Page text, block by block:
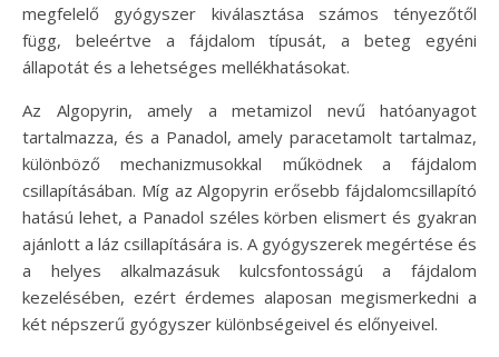
megfelelő gyógyszer kiválasztása számos tényezőtől
függ, beleértve a fájdalom típusát, a beteg egyéni
állapotát és a lehetséges mellékhatásokat.
Az Algopyrin, amely a metamizol nevű hatóanyagot
tartalmazza, és a Panadol, amely paracetamolt tartalmaz,
különböző mechanizmusokkal működnek a fájdalom
csillapításában. Míg az Algopyrin erősebb fájdalomcsillapító
hatású lehet, a Panadol széles körben elismert és gyakran
ajánlott a láz csillapítására is. A gyógyszerek megértése és
a helyes alkalmazásuk kulcsfontosságú a fájdalom
kezelésében, ezért érdemes alaposan megismerkedni a
két népszerű gyógyszer különbségeivel és előnyeivel.